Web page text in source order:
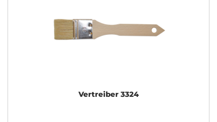
Vertreiber 3324